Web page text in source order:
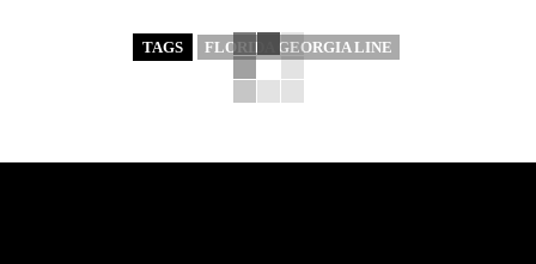
TAGS FLORIDA GEORGIA LINE